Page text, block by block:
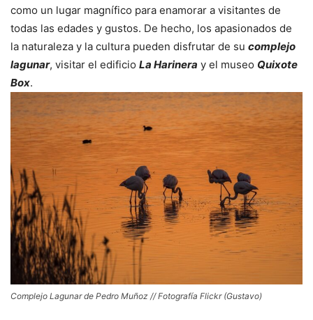
como un lugar magnífico para enamorar a visitantes de
todas las edades y gustos. De hecho, los apasionados de
la naturaleza y la cultura pueden disfrutar de su complejo
lagunar, visitar el edificio La Harinera y el museo Quixote
Box.
Complejo Lagunar de Pedro Muñoz // Fotografía Flickr (Gustavo)